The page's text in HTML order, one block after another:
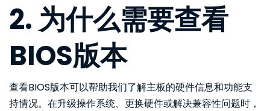
2. 为什么需要查看
BIOS版本
查看BIOS版本可以帮助我们了解主板的硬件信息和功能支
持情况。在升级操作系统、更换硬件或解决兼容性问题时，